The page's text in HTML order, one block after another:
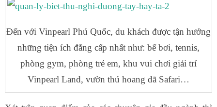
Đến với Vinpearl Phú Quốc, du khách được tận hưởng
những tiện ích đẳng cấp nhất như: bể bơi, tennis,
phòng gym, phòng trẻ em, khu vui chơi giải trí
Vinpearl Land, vườn thú hoang dã Safari…